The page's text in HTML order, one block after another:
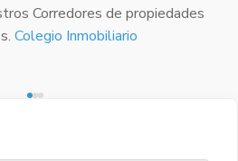
Corredores de propiedades
Colegio Inmobiliario